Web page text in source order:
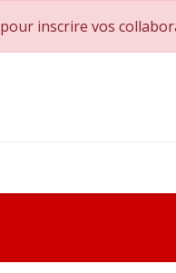
pour inscrire vos